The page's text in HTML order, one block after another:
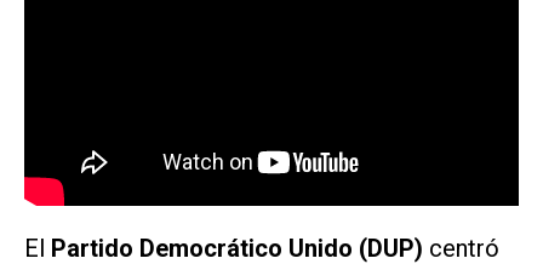
El Partido Democrático Unido (DUP) centró